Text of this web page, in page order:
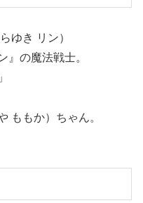
ゆき リン）
』の魔法戦士。
ももか）ちゃん。